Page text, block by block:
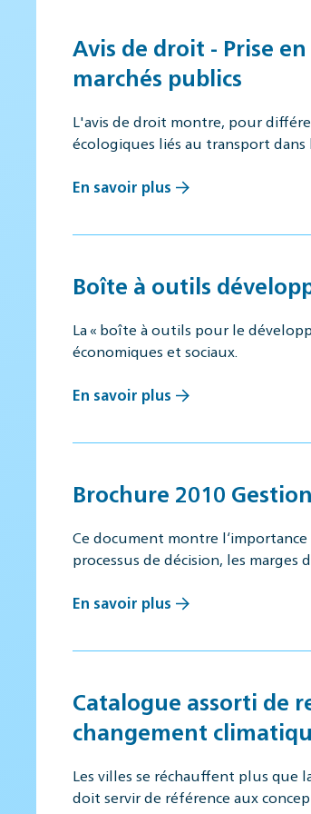
Avis de droit - Prise
marchés publics
L'avis de droit montre, pour
écologiques liés au transport dans
En savoir plus
Boîte à outils
La « boîte à outils pour le
économiques et sociaux.
En savoir plus
Brochure 2010
Ce document montre
processus de décision, les marges
En savoir plus
Catalogue assorti de
changement
Les villes se réchauffent plus que
doit servir de référence aux